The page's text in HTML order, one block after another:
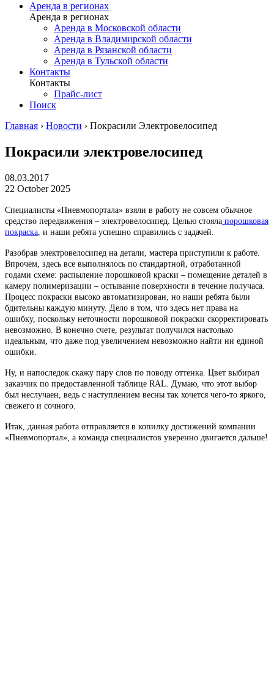
Аренда в регионах
Аренда в регионах
Аренда в Московской области
Аренда в Владимирской области
Аренда в Рязанской области
Аренда в Тульской области
Контакты
Контакты
Прайс-лист
Поиск
Главная › Новости › Покрасили Электровелосипед
Покрасили электровелосипед
08.03.2017
22 October 2025
Специалисты «Пневмопортала» взяли в работу не совсем обычное
средство передвижения – электровелосипед. Целью стояла порошковая
покраска , и наши ребята успешно справились с задачей.
Разобрав электровелосипед на детали, мастера приступили к работе.
Впрочем, здесь все выполнялось по стандартной, отработанной
годами схеме: распыление порошковой краски – помещение деталей в
камеру полимеризации – остывание поверхности в течение получаса.
Процесс покраски высоко автоматизирован, но наши ребята были
бдительны каждую минуту. Дело в том, что здесь нет права на
ошибку, поскольку неточности порошковой покраски скорректировать
невозможно. В конечно счете, результат получился настолько
идеальным, что даже под увеличением невозможно найти ни единой
ошибки.
Ну, и напоследок скажу пару слов по поводу оттенка. Цвет выбирал
заказчик по предоставленной таблице RAL. Думаю, что этот выбор
был неслучаен, ведь с наступлением весны так хочется чего-то яркого,
свежего и сочного.
Итак, данная работа отправляется в копилку достижений компании
«Пневмопортал», а команда специалистов уверенно двигается дальше!